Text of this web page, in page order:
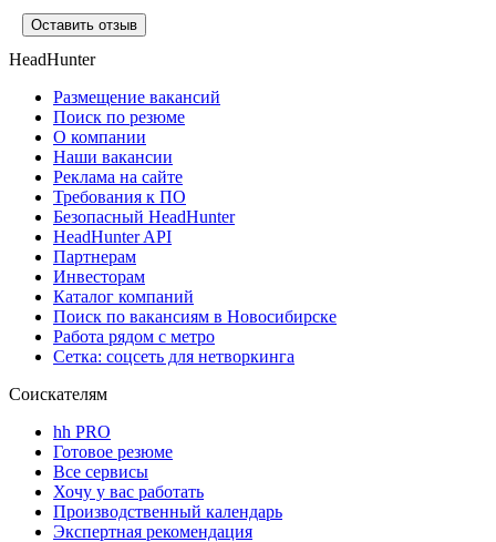
Оставить отзыв
HeadHunter
Размещение вакансий
Поиск по резюме
О компании
Наши вакансии
Реклама на сайте
Требования к ПО
Безопасный HeadHunter
HeadHunter API
Партнерам
Инвесторам
Каталог компаний
Поиск по вакансиям в Новосибирске
Работа рядом с метро
Сетка: соцсеть для нетворкинга
Соискателям
hh PRO
Готовое резюме
Все сервисы
Хочу у вас работать
Производственный календарь
Экспертная рекомендация